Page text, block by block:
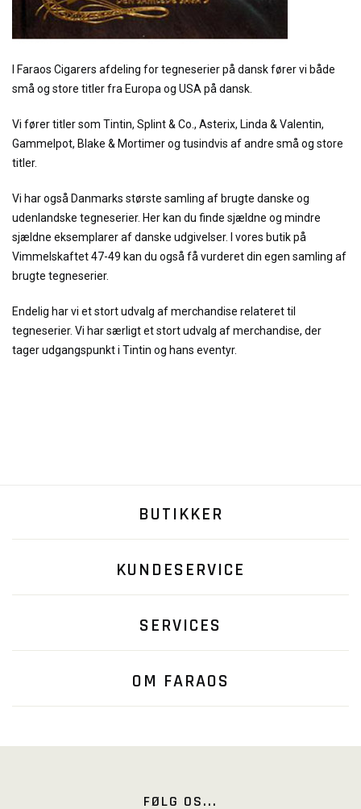
I Faraos Cigarers afdeling for tegneserier på dansk fører vi både
små og store titler fra Europa og USA på dansk.
Vi fører titler som Tintin, Splint & Co., Asterix, Linda & Valentin,
Gammelpot, Blake & Mortimer og tusindvis af andre små og store
titler.
Vi har også Danmarks største samling af brugte danske og
udenlandske tegneserier. Her kan du finde sjældne og mindre
sjældne eksemplarer af danske udgivelser. I vores butik på
Vimmelskaftet 47-49 kan du også få vurderet din egen samling af
brugte tegneserier.
Endelig har vi et stort udvalg af merchandise relateret til
tegneserier. Vi har særligt et stort udvalg af merchandise, der
tager udgangspunkt i Tintin og hans eventyr.
BUTIKKER
KUNDESERVICE
SERVICES
OM FARAOS
FØLG OS...